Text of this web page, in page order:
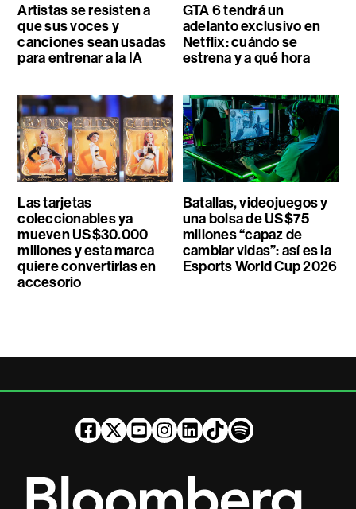
Artistas se resisten a
que sus voces y
canciones sean usadas
para entrenar a la IA
GTA 6 tendrá un
adelanto exclusivo en
Netflix: cuándo se
estrena y a qué hora
Las tarjetas
coleccionables ya
mueven US$30.000
millones y esta marca
quiere convertirlas en
accesorio
Batallas, videojuegos y
una bolsa de US$75
millones “capaz de
cambiar vidas”: así es la
Esports World Cup 2026